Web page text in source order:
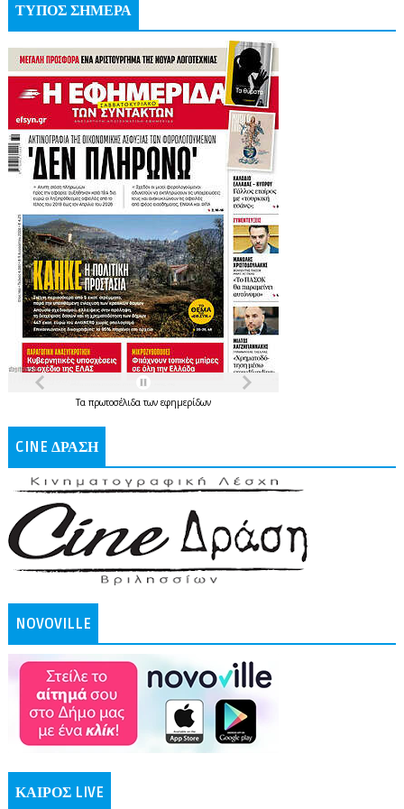
ΤΥΠΟΣ ΣΗΜΕΡΑ
Τα πρωτοσέλιδατων εφημερίδων
CINE ΔΡΑΣΗ
NOVOVILLE
ΚΑΙΡΟΣ LIVE